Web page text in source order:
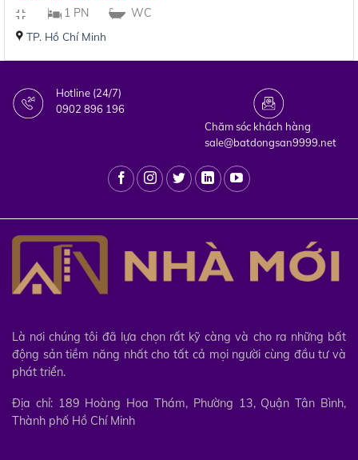
1 PN WC
TP. Hồ Chí Minh
Hotline (24/7)
0902 896 196
Chăm sóc khách hàng
sale@batdongsan9999.net
Là nơi chúng tôi đã lựa chọn rất kỹ càng và cho ra những bất
động sản tiềm năng nhất cho tất cả mọi người cùng đầu tư và
phát triển.
Địa chỉ: 189 Hoàng Hoa Thám, Phường 13, Quận Tân Bình,
Thành phố Hồ Chí Minh